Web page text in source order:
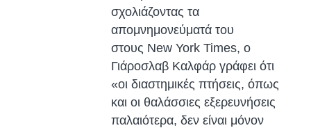
σχολιάζοντας τα
απομνημονεύματά του
στους New York Times, ο
Γιάροσλαβ Καλφάρ γράφει ότι
«οι διαστημικές πτήσεις, όπως
και οι θαλάσσιες εξερευνήσεις
παλαιότερα, δεν είναι μόνον